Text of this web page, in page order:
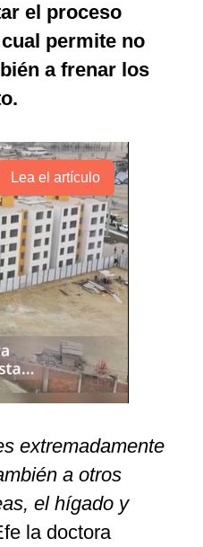
el proceso
permite no
a frenar los
Lea el artículo
extremadamente
a otros
el hígado y
la doctora